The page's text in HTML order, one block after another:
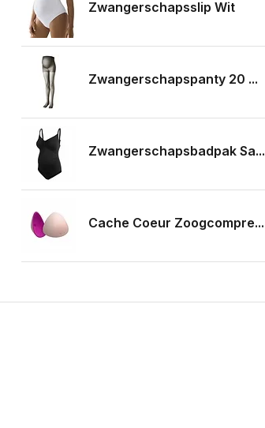
Zwangerschapsslip Wit
Zwangerschapspanty 20 ...
Zwangerschapsbadpak Sa...
Cache Coeur Zoogcompre...